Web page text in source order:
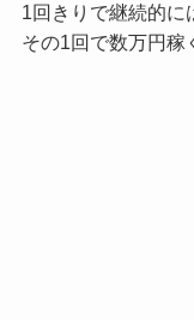
1回きりで継続的に
その1回で数万円稼